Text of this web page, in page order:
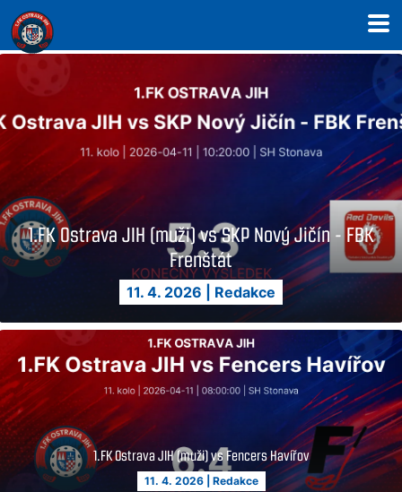
1. FK Ostrava JIH – Florbalový klub
1.FK Ostrava JIH (muži) vs SKP Nový Jičín - FBK
Frenštát
11. 4. 2026 Redakce
1.FK Ostrava JIH (muži) vs Fencers Havířov
11. 4. 2026| Redakce